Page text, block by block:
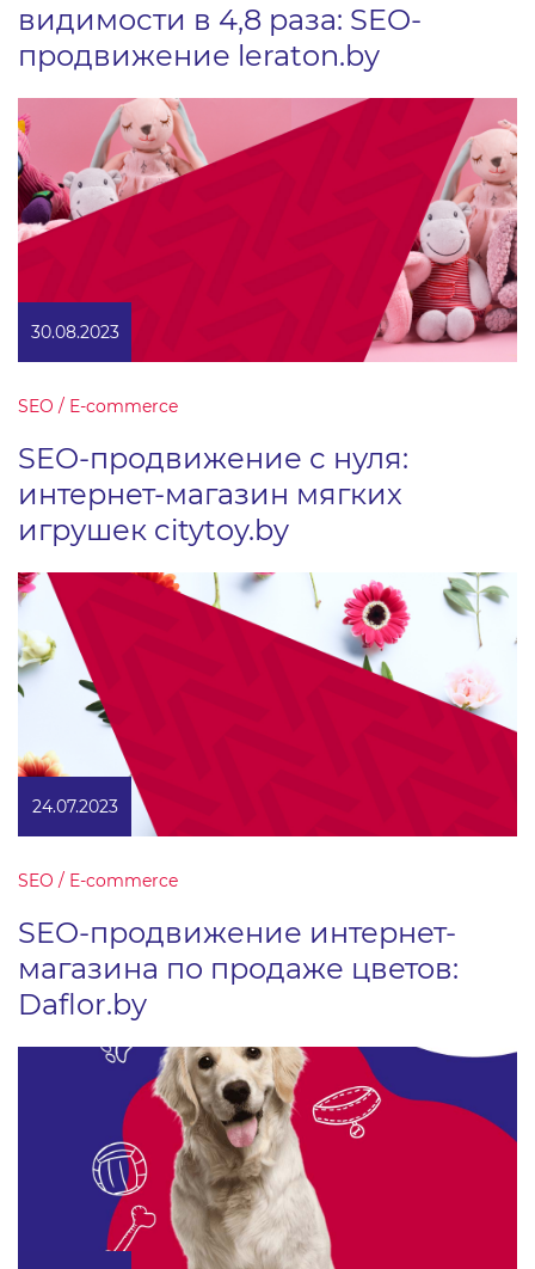
видимости в 4,8 раза: SEO-
продвижение leraton.by
30.08.2023
SEO / E-commerce
SEO-продвижение с нуля:
интернет-магазин мягких
игрушек citytoy.by
24.07.2023
SEO / E-commerce
SEO-продвижение интернет-
магазина по продаже цветов:
Daflor.by